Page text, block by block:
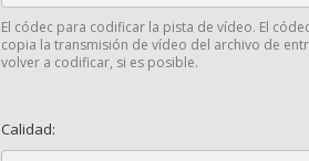
El códec para codificar la pista de vídeo. El
copia la transmisión de vídeo del archivo de
volver a codificar, si es posible.
Calidad: